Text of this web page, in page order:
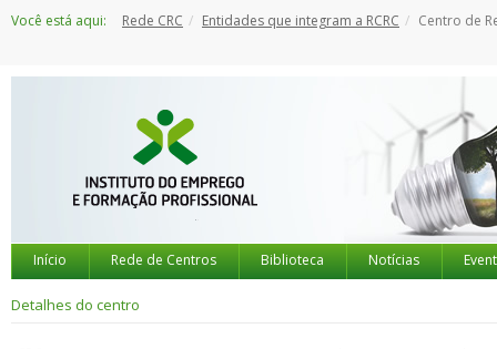
paraVocê está aqui: Rede CRC Entidades que integram a RCRC Centro de
Início Rede de Centros Biblioteca Notícias
Detalhes do centro